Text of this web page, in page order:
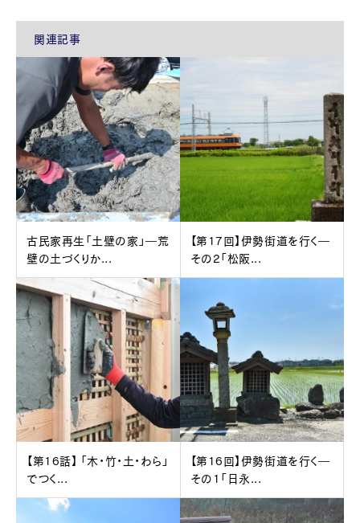
関連記事
古民家再生「土壁の家」―荒
壁の土づくりか...
【第17回】伊勢街道を行く―
その2「松阪...
【第16話】 「木・竹・土・わら」
でつく...
【第16回】伊勢街道を行く―
その1「日永...